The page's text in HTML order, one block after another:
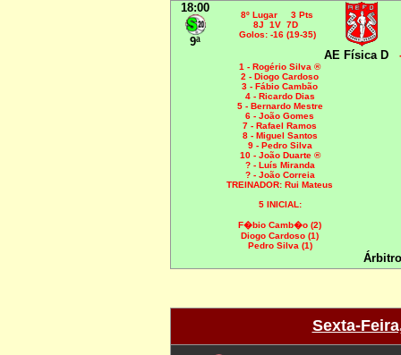
18:00
9ª
8º Lugar 3 Pts
8J 1V 7D
Golos: -16 (19-35)
AE Física D
1 - Rogério Silva ®
2 - Diogo Cardoso
3 - Fábio Cambão
4 - Ricardo Dias
5 - Bernardo Mestre
6 - João Gomes
7 - Rafael Ramos
8 - Miguel Santos
9 - Pedro Silva
10 - João Duarte ®
? - Luís Miranda
? - João Correia
TREINADOR: Rui Mateus
5 INICIAL:
F�bio Camb�o (2)
Diogo Cardoso (1)
Pedro Silva (1)
Sexta-